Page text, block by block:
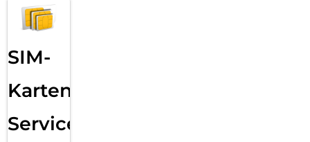
SIM-
Karten
Service: